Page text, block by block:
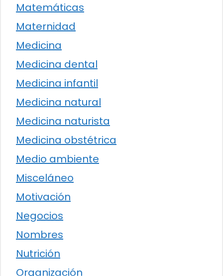
Matemáticas
Maternidad
Medicina
Medicina dental
Medicina infantil
Medicina natural
Medicina naturista
Medicina obstétrica
Medio ambiente
Misceláneo
Motivación
Negocios
Nombres
Nutrición
Organización